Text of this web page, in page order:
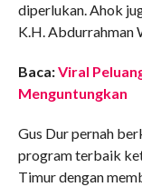
diperlukan. Ahok
K.H. Abdurrahman
Baca:Viral
Menguntungkan
Gus Dur pernah
program terbaik
Timur dengan